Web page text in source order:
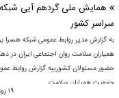
همایش ملی گردهم آیی شبکه
سراسر کشور
به گزارش مدیر روابط عمومی شبکه هسرا
همیاران سلامت روان اجتماعی ایران در
حضور مسئولان کشوریبه گزارش روابط
جمعیت همیاران سلامت ...
۱۹ روز و ۱۹ ساعت پیش